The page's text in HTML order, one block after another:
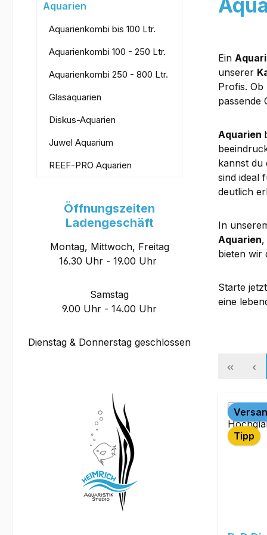
Aquarien
Aquarienkombi bis 100 Ltr.
Aquarienkombi 100 - 250 Ltr.
Aquarienkombi 250 - 800 Ltr.
Glasaquarien
Diskus-Aquarien
Juwel Aquarium
REEF-PRO Aquarien
Öffnungszeiten
Ladengeschäft
Montag, Mittwoch, Freitag
16.30 Uhr - 19.00 Uhr
Samstag
9.00 Uhr - 14.00 Uhr
Dienstag & Donnerstag geschlossen
Ein
unserer
Profis. Ob
passende
Aquarien
kannst du
sind ideal
deutlich
In
Aquarien,
bieten wir
Starte
eine
Tipp